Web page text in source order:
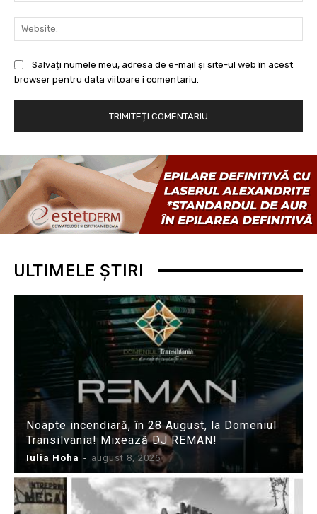
Salvați numele meu, adresa de e-mail și site-ul web în acest
browser pentru data viitoare i comentariu.
ULTIMELE ȘTIRI
Noapte incendiară, în 28 August, la Domeniul
Transilvania! Mixează DJ REMAN!
Iulia Hoha - august 8, 2026